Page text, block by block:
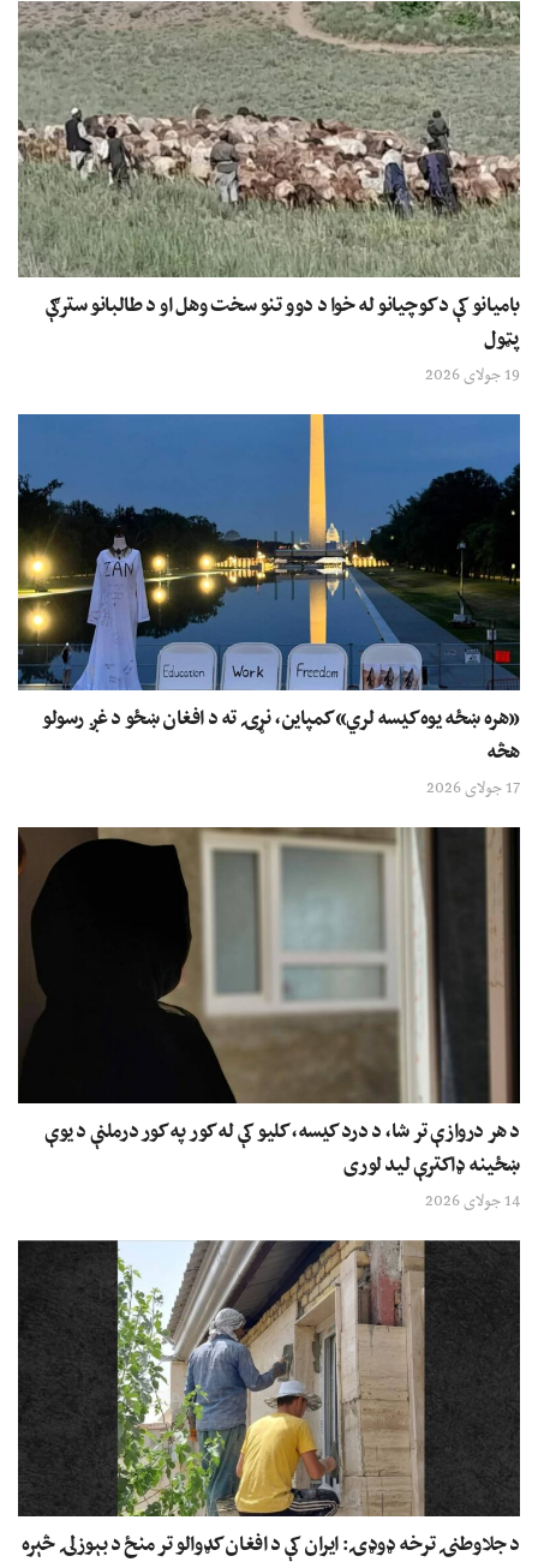
بامیانو کې د کوچیانو له خوا د دوو تنو سخت وهل او د طالبانو سترګې
پټول
19 جولای 2026
«هره ښځه یوه کیسه لري» کمپاین، نړۍ ته د افغان ښځو د غږ رسولو
هڅه
17 جولای 2026
د هر دروازې تر شا، د درد کیسه، کلیو کې له کور په کور درملنې د یوې
ښځینه ډاکترې لید لوری
14 جولای 2026
د جلاوطنۍ ترخه ډوډۍ: ایران کې د افغان کډوالو تر منځ د بېوزلۍ څېره